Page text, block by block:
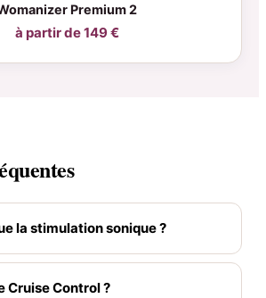
Premium 2
à partir de 149 €
la stimulation sonique ?
Cruise Control ?